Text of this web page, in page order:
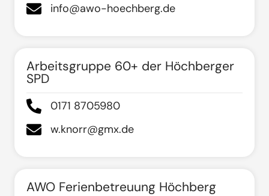
info@awo-hoechberg.de
Arbeitsgruppe 60+ der Höchberger
SPD
0171 8705980
w.knorr@gmx.de
AWO Ferienbetreuung Höchberg